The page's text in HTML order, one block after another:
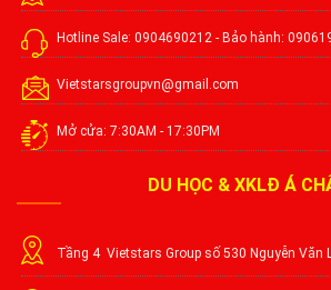
Hotline Sale: 0904690212 - Bảo hành:
Vietstarsgroupvn@gmail.com
Mở cửa: 7:30AM - 17:30PM
DU HỌC & XKLĐ Á
Tầng 4 Vietstars Group số 530 Nguyễn Văn